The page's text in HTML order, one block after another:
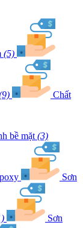
(5)
Chất
bề mặt (3)
Sơn
Sơn